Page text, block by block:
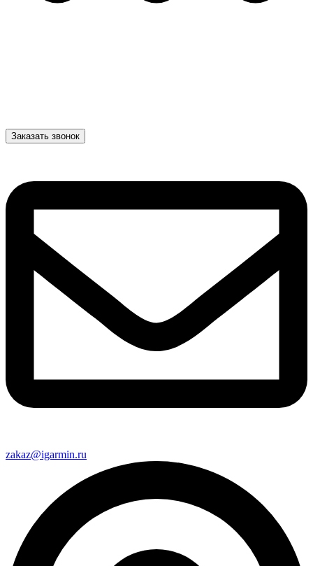
Заказать звонок
zakaz@igarmin.ru